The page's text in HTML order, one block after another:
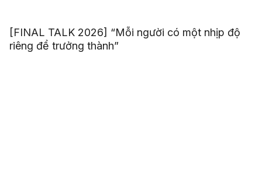
[FINAL TALK 2026] “Mỗi người có một nhịp độ
riêng để trưởng thành”